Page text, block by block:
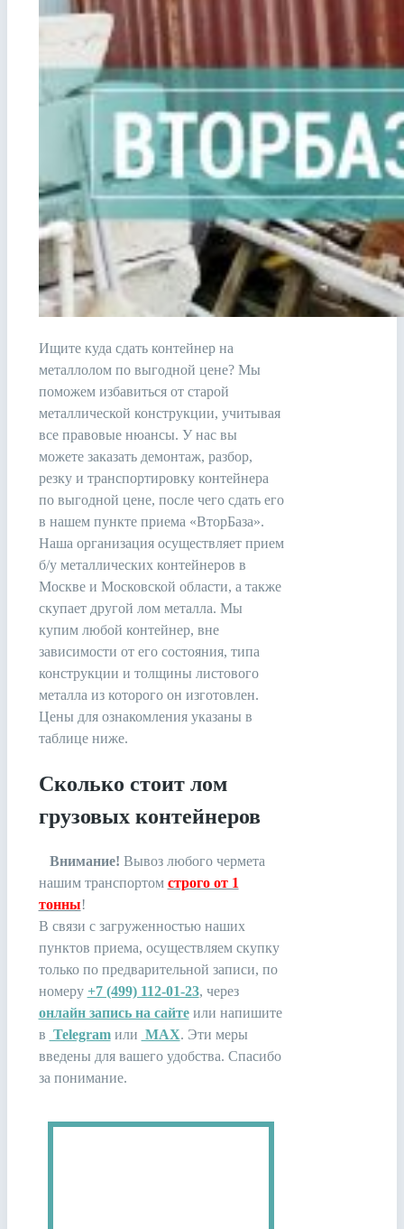
Ищите куда сдать контейнер на
металлолом по выгодной цене? Мы
поможем избавиться от старой
металлической конструкции, учитывая
все правовые нюансы. У нас вы
можете заказать демонтаж, разбор,
резку и транспортировку контейнера
по выгодной цене, после чего сдать его
в нашем пункте приема «ВторБаза».
Наша организация осуществляет прием
б/у металлических контейнеров в
Москве и Московской области, а также
скупает другой лом металла. Мы
купим любой контейнер, вне
зависимости от его состояния, типа
конструкции и толщины листового
металла из которого он изготовлен.
Цены для ознакомления указаны в
таблице ниже.
Сколько стоит лом
грузовых контейнеров
Внимание! Вывоз любого чермета
нашим транспортом строго от 1
тонны!
В связи c загруженностью наших
пунктов приема, осуществляем скупку
только по предварительной записи, по
номеру +7 (499) 112-01-23, через
онлайн запись на сайтеили напишите
в Telegramили MAX. Эти меры
введены для вашего удобства. Спасибо
за понимание.